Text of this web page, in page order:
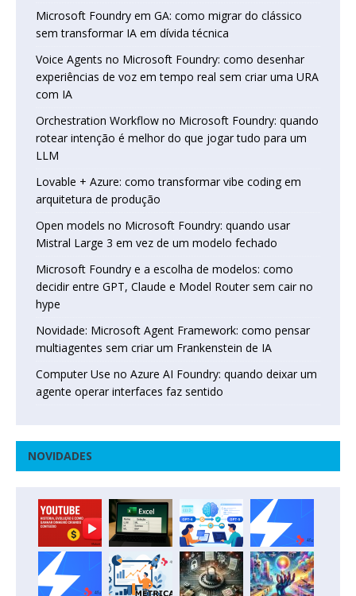
Microsoft Foundry em GA: como migrar do clássico
sem transformar IA em dívida técnica
Voice Agents no Microsoft Foundry: como desenhar
experiências de voz em tempo real sem criar uma URA
com IA
Orchestration Workflow no Microsoft Foundry: quando
rotear intenção é melhor do que jogar tudo para um
LLM
Lovable + Azure: como transformar vibe coding em
arquitetura de produção
Open models no Microsoft Foundry: quando usar
Mistral Large 3 em vez de um modelo fechado
Microsoft Foundry e a escolha de modelos: como
decidir entre GPT, Claude e Model Router sem cair no
hype
Novidade: Microsoft Agent Framework: como pensar
multiagentes sem criar um Frankenstein de IA
Computer Use no Azure AI Foundry: quando deixar um
agente operar interfaces faz sentido
NOVIDADES